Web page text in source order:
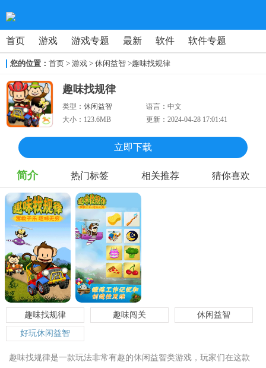
首页 游戏 游戏专题 最新 软件 软件专题
您的位置： 首页 > 游戏 > 休闲益智 >趣味找规律
趣味找规律
类型： 休闲益智 语言：中文
大小： 123.6MB 更新：2024-04-28 17:01:41
立即下载
简介 热门标签 相关推荐 猜你喜欢
趣味找规律 趣味闯关 休闲益智
好玩休闲益智
趣味找规律是一款玩法非常有趣的休闲益智类游戏，玩家们在这款